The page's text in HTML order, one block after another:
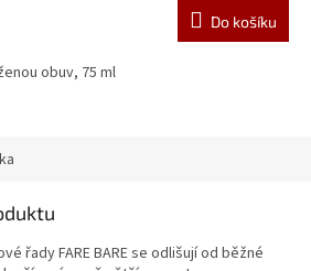
Do košíku
obuv, 75 ml
řady FARE BARE se odlišují od běžné